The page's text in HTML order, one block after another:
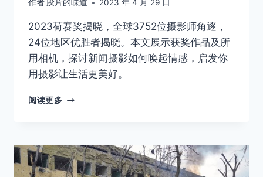
作者 胶片的味道 2023 年 4 月 29 日
2023荷赛奖揭晓，全球3752位摄影师角逐，
24位地区优胜者揭晓。本文展示获奖作品及所
用相机，探讨新闻摄影如何唤起情感，启发你
用摄影让生活更美好。
阅读更多 荷
这
些
获